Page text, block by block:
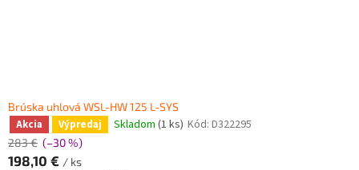
Brúska uhlová WSL-HW 125 L-SYS
Akcia Výpredaj Skladom (1 ks) Kód: D322295
283 € (–30 %)
198,10 € / ks